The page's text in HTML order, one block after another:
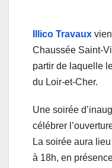
Illico Travaux
Chaussée Saint-
partir de laquelle
du Loir-et-Cher.
Une soirée
célébrer
La soirée aura
à 18h, en